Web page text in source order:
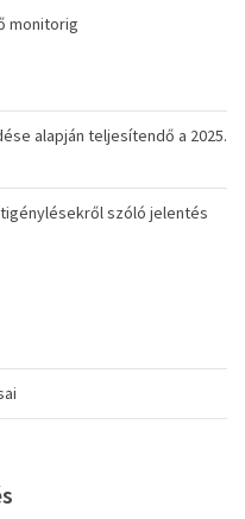
monitorig
alapján teljesítendő a 2025.
szóló jelentés